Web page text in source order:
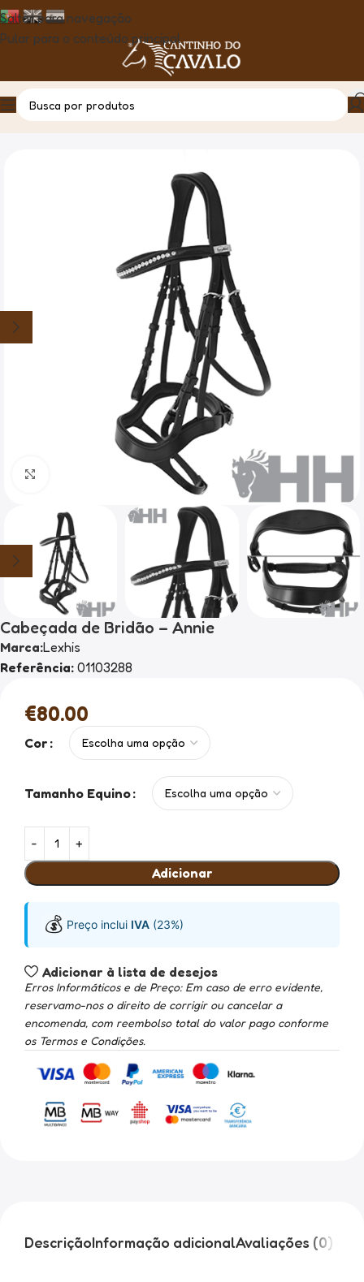
Saltar para navegação
Pular para o conteúdo principal
Casa Produto Cabeçada de Bridão – Annie
Clique para ampliar
Cabeçada de Bridão – Annie
Marca:Lexhis
Referência: 01103288
€80.00
Cor
Tamanho Equino
Adicionar
💰 Preço inclui IVA (23%)
Adicionar à lista de desejos
Erros Informáticos e de Preço: Em caso de erro evidente,
reservamo-nos o direito de corrigir ou cancelar a
encomenda, com reembolso total do valor pago conforme
os Termos e Condições.
DescriçãoInformação adicionalAvaliações (0)